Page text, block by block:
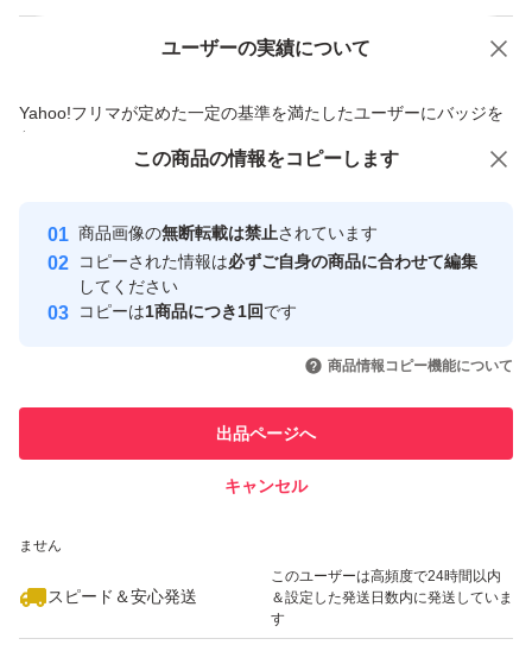
ユーザーの実績について
Yahoo!フリマが定めた一定の基準を満たしたユーザーにバッジを
付与しています
安心取引出品者
心・安全なユーザーです
取引実績
引を完了させた実績があります
での取引実績があります
ません
スピード＆安心発送
このユーザーは高頻度で24時間以内
＆設定した発送日数内に発送していま
す
価格の相談 商品への質問
この商品の情報をコピーします
商品画像の無断転載は禁止されています
コピーされた情報は必ずご自身の商品に合わせて編集
してください
コピーは1商品につき1回です
商品情報コピー機能について
出品ページへ
キャンセル
この商品をみている人にオススメ